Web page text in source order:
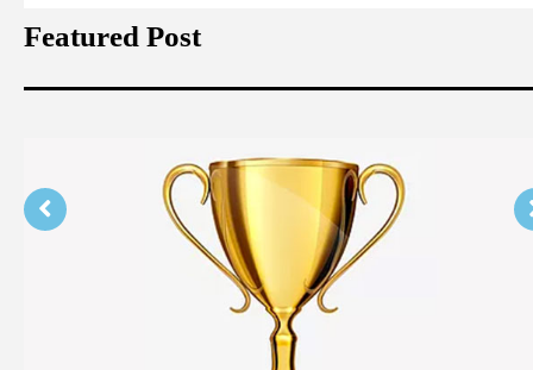
Featured Post